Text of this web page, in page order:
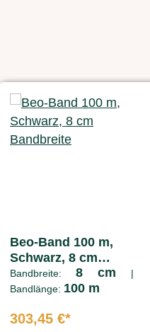
Beo-Band 100 m,
Schwarz, 8 cm
Bandbreite
Bandbreite: 8 cm
|
Bandlänge: 100 m
303,45 €*